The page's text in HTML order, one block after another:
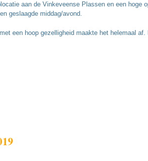
aan de Vinkeveense Plassen en een hoge
geslaagde middag/avond.
een hoop gezelligheid maakte het helemaal